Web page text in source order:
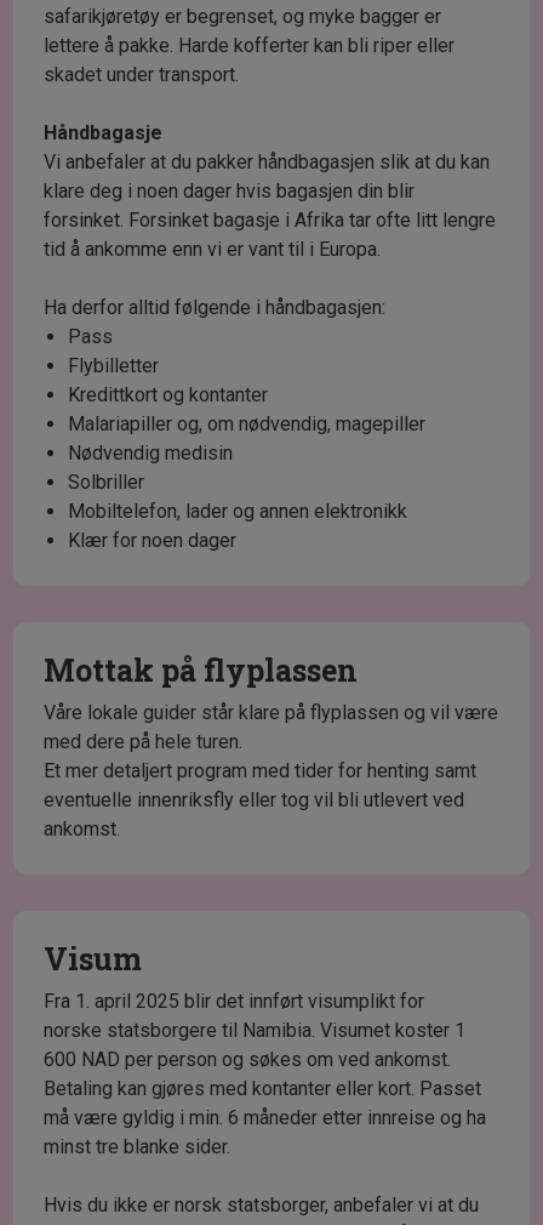
safarikjøretøy er begrenset, og myke bagger er
lettere å pakke. Harde kofferter kan bli riper eller
skadet under transport.
Håndbagasje
Vi anbefaler at du pakker håndbagasjen slik at du kan
klare deg i noen dager hvis bagasjen din blir
forsinket. Forsinket bagasje i Afrika tar ofte litt lengre
tid å ankomme enn vi er vant til i Europa.
Ha derfor alltid følgende i håndbagasjen:
Pass
Flybilletter
Kredittkort og kontanter
Malariapiller og, om nødvendig, magepiller
Nødvendig medisin
Solbriller
Mobiltelefon, lader og annen elektronikk
Klær for noen dager
Mottak på flyplassen
Våre lokale guider står klare på flyplassen og vil være
med dere på hele turen.
Et mer detaljert program med tider for henting samt
eventuelle innenriksfly eller tog vil bli utlevert ved
ankomst.
Visum
Fra 1. april 2025 blir det innført visumplikt for
norske statsborgere til Namibia. Visumet koster 1
600 NAD per person og søkes om ved ankomst.
Betaling kan gjøres med kontanter eller kort. Passet
må være gyldig i min. 6 måneder etter innreise og ha
minst tre blanke sider.
Hvis du ikke er norsk statsborger, anbefaler vi at du